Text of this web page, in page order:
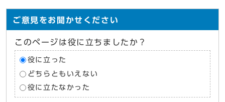
ご意見をお聞かせください
このページは役に立ちましたか？
役に立った
どちらともいえない
役に立たなかった